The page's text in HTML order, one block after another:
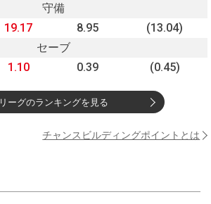
守備
19.17 8.95
(13.04)
セーブ
1.10 0.39 (0.45)
リーグのランキングを見る
チャンスビルディングポイントとは